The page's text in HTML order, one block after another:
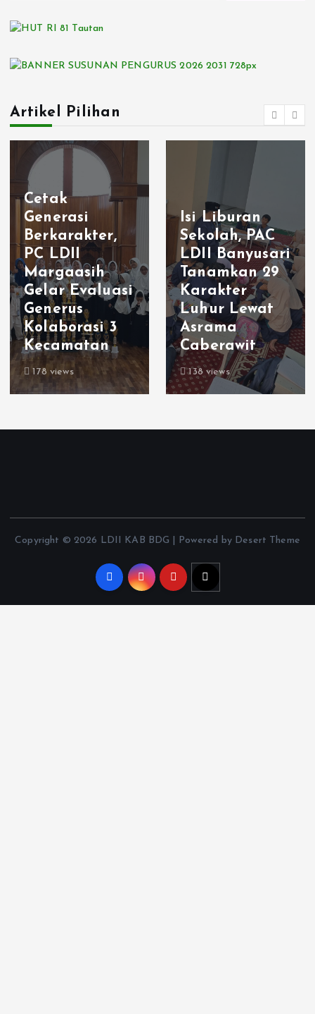
Artikel Pilihan
Cetak
Generasi
Berkarakter,
PC LDII
Margaasih
Gelar Evaluasi
Generus
Kolaborasi 3
Kecamatan
178 views
Isi Liburan
Sekolah, PAC
LDII Banyusari
Tanamkan 29
Karakter
Luhur Lewat
Asrama
Caberawit
138 views
Copyright © 2026 LDII KAB BDG | Powered by Desert Theme